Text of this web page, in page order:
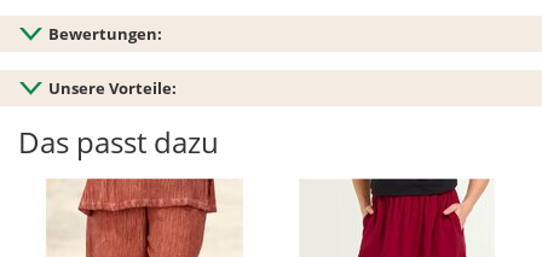
Bewertungen:
Unsere Vorteile:
Das passt dazu